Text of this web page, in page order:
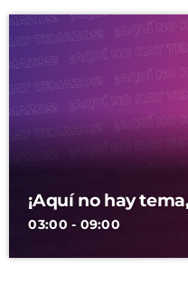
¡Aquí no hay
03:00 - 09:00